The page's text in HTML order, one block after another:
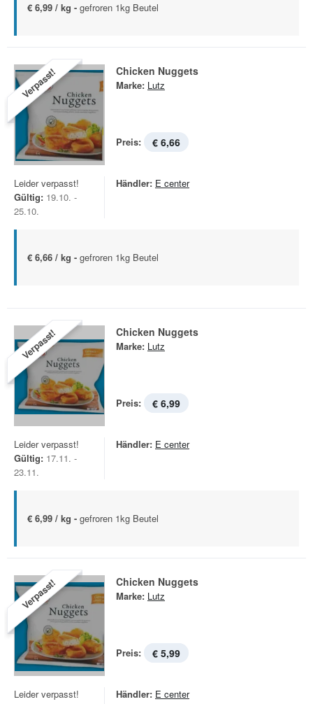
€ 6,99 / kg - gefroren 1kg Beutel
Verpasst! Chicken Nuggets
Marke: Lutz
Preis: € 6,66
Leider verpasst!
Gültig: 19.10. -
25.10.
Händler: E center
€ 6,66 / kg - gefroren 1kg Beutel
Verpasst! Chicken Nuggets
Marke: Lutz
Preis: € 6,99
Leider verpasst!
Gültig: 17.11. -
23.11.
Händler: E center
€ 6,99 / kg - gefroren 1kg Beutel
Verpasst! Chicken Nuggets
Marke: Lutz
Preis: € 5,99
Leider verpasst!
Händler: E center